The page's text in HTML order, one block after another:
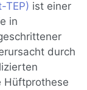
TEP) ist einer
in
durch
Hüftprothese